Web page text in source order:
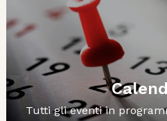
Tutti gli eventi in